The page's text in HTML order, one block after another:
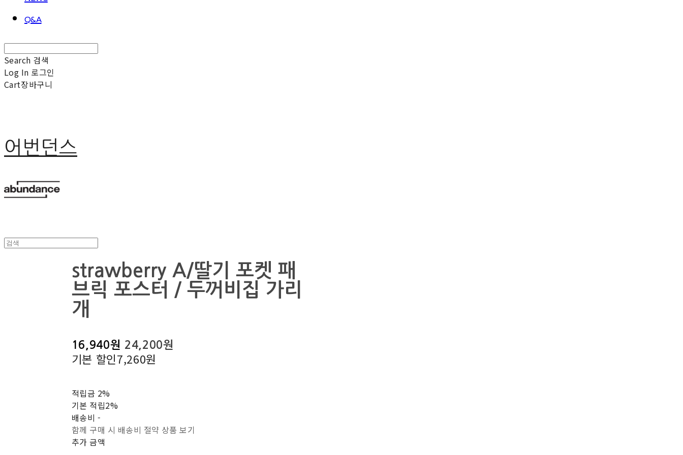
Q&A
Search 검색
Log In 로그인
Cart장바구니
어번던스
strawberry A/딸기 포켓 패
브릭 포스터 / 두꺼비집 가리
개
16,940원 24,200원
기본 할인7,260원
적립금 2%
기본 적립2%
배송비 -
함께 구매 시 배송비 절약 상품 보기
추가 금액